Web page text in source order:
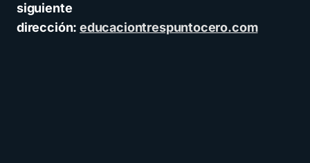
siguiente
dirección:educaciontrespuntocero.com